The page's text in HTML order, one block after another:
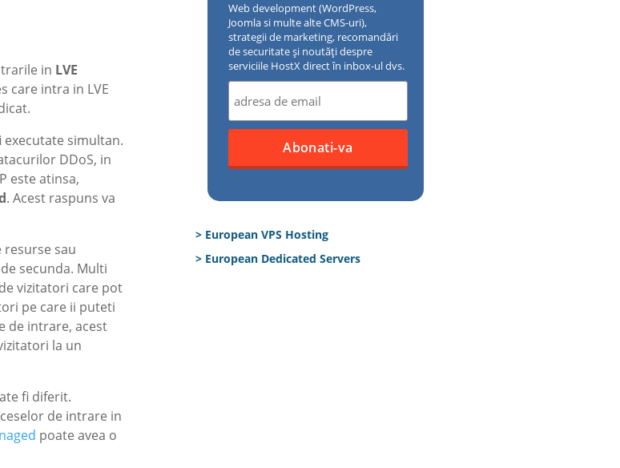
in LVE
care intra in LVE
executate simultan.
DDoS, in
este atinsa,
. Acest raspuns va
sau
secunda. Multi
vizitatori care pot
pe care ii puteti
de intrare, acest
la un
fi diferit.
de intrare in
poate avea o
Web development (WordPress,
Joomla si multe alte CMS-uri),
strategii de marketing, recomandări
de securitate și noutăți despre
serviciile HostX direct în inbox-ul dvs.
> European VPS Hosting
> European Dedicated Servers